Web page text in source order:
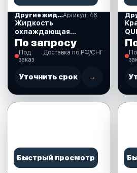
Другие жидкости, лакокрасочные материалы
Жидкость
охлаждающая
TOTACHI MIX-TYPE
COOLANT розовый -40
гр G12evo 10 кг.
По запросу
Под
заказ
Доставка по РФ/СНГ
Уточнить срок →
Быстрый просмотр